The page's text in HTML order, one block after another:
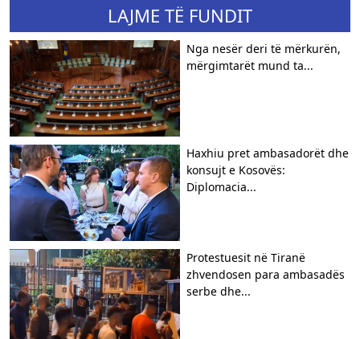
LAJME TË FUNDIT
Nga nesër deri të mërkurën,
mërgimtarët mund ta...
Haxhiu pret ambasadorët dhe
konsujt e Kosovës:
Diplomacia...
Protestuesit në Tiranë
zhvendosen para ambasadës
serbe dhe...